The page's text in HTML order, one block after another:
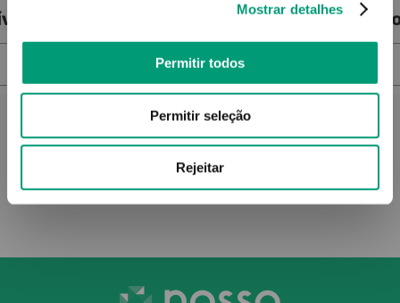
Mostrar detalhes
Permitir todos
Permitir seleção
Rejeitar
Produto Indisponível
NOTIFICAR-ME